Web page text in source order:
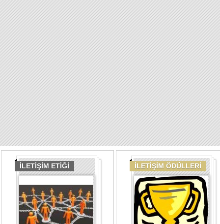
İLETİŞİM ETİĞİ İLETİŞİM ÖDÜLLERİ